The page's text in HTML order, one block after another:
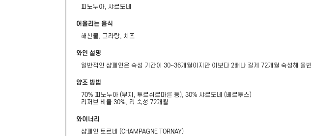
피노누아, 샤르도네
어울리는 음식
해산물, 그라탕, 치즈
와인 설명
일반적인 샴페인은 숙성 기간이 30~36개월이지만 이보다 2배나 길게 72개월 숙성해
양조 방법
70% 피노누아 (부지, 투르쉬르마른 등), 30% 샤르도네 (베르투스)
리저브 비율 30%, 리 숙성 72개월
와이너리
샴페인 토르네
(CHAMPAGNE TORNAY)